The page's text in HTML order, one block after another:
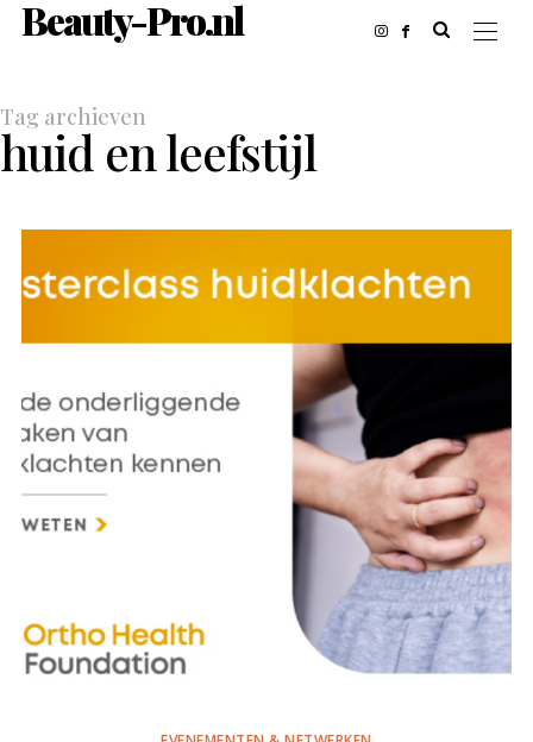
Beauty-Pro.nl
Tag archieven
huid en leefstijl